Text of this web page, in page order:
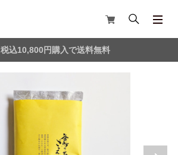
税込10,800円購入で送料無料